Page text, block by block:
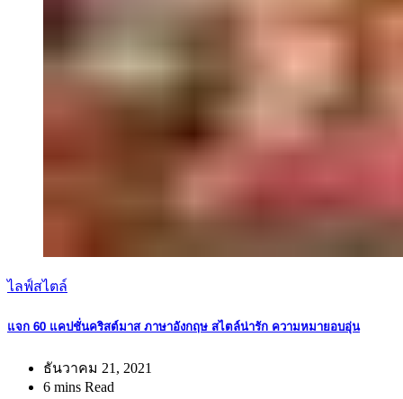
ไลฟ์สไตล์
แจก 60 แคปชั่นคริสต์มาส ภาษาอังกฤษ สไตล์น่ารัก ความหมายอบอุ่น
ธันวาคม 21, 2021
6 mins Read